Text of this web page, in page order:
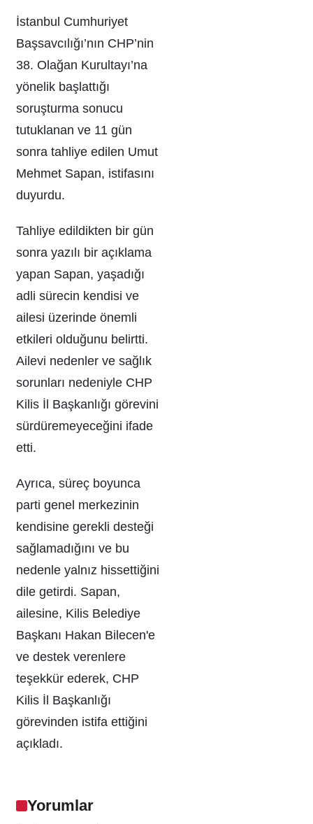
İstanbul Cumhuriyet
Başsavcılığı’nın CHP’nin
38. Olağan Kurultayı’na
yönelik başlattığı
soruşturma sonucu
tutuklanan ve 11 gün
sonra tahliye edilen Umut
Mehmet Sapan, istifasını
duyurdu.
Tahliye edildikten bir gün
sonra yazılı bir açıklama
yapan Sapan, yaşadığı
adli sürecin kendisi ve
ailesi üzerinde önemli
etkileri olduğunu belirtti.
Ailevi nedenler ve sağlık
sorunları nedeniyle CHP
Kilis İl Başkanlığı görevini
sürdüremeyeceğini ifade
etti.
Ayrıca, süreç boyunca
parti genel merkezinin
kendisine gerekli desteği
sağlamadığını ve bu
nedenle yalnız hissettiğini
dile getirdi. Sapan,
ailesine, Kilis Belediye
Başkanı Hakan Bilecen'e
ve destek verenlere
teşekkür ederek, CHP
Kilis İl Başkanlığı
görevinden istifa ettiğini
açıkladı.
Yorumlar